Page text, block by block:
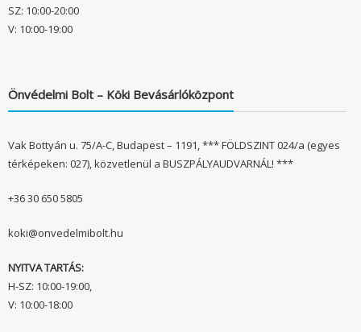
SZ: 10:00-20:00
V: 10:00-19:00
Önvédelmi Bolt – Köki Bevásárlóközpont
Vak Bottyán u. 75/A-C, Budapest – 1191, *** FÖLDSZINT 024/a (egyes
térképeken: 027), közvetlenül a BUSZPÁLYAUDVARNÁL! ***
+36 30 650 5805
koki@onvedelmibolt.hu
NYITVA TARTÁS:
H-SZ: 10:00-19:00,
V: 10:00-18:00